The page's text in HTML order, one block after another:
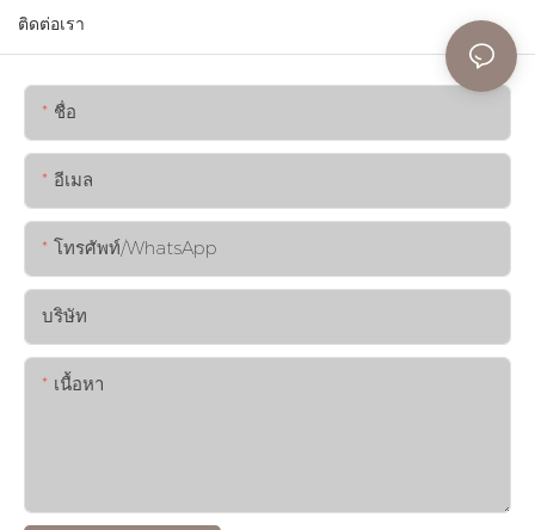
ติดต่อเรา
ชื่อ
อีเมล
โทรศัพท์/WhatsApp
บริษัท
เนื้อหา